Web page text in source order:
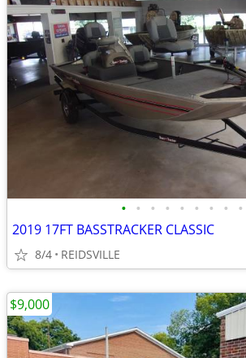
• • • • • • • • •
2019 17FT BASSTRACKER CLASSIC
8/4 REIDSVILLE
$9,000